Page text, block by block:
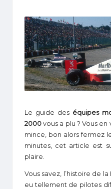
1
Le guide des équipes
2000 vous a plu ? Vous en
mince, bon alors fermez
minutes, cet article est
plaire.
Vous savez, l’histoire de la
eu tellement de pilotes